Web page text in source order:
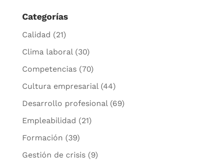
Categorías
Calidad (21)
Clima laboral (30)
Competencias(70)
Cultura empresarial (44)
Desarrollo profesional (69)
Empleabilidad (21)
Formación (39)
Gestión de crisis(9)